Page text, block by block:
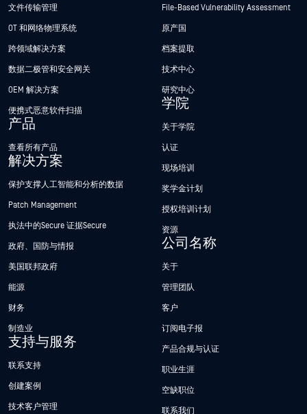
文件传输管理
OT 和网络物理系统
跨领域解决方案
数据二极管和安全网关
OEM 解决方案
便携式恶意软件扫描
产品
查看所有产品
解决方案
保护支撑人工智能和分析的数据
Patch Management
执法中的Secure 证据Secure
政府、国防与情报
美国联邦政府
能源
财务
制造业
支持与服务
联系支持
创建案例
技术客户管理
File-Based Vulnerability Assessment
原产国
档案提取
技术中心
研究中心
学院
关于学院
认证
现场培训
奖学金计划
授权培训计划
资源
公司名称
关于
管理团队
客户
订阅电子报
产品合规与认证
职业生涯
空缺职位
联系我们